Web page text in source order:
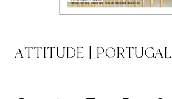
ATTITUDE | PORTUGAL